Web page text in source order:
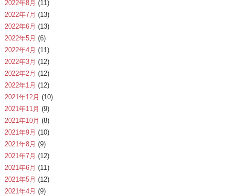
2022年8月 (11)
2022年7月 (13)
2022年6月 (13)
2022年5月 (6)
2022年4月 (11)
2022年3月 (12)
2022年2月 (12)
2022年1月 (12)
2021年12月 (10)
2021年11月 (9)
2021年10月 (8)
2021年9月 (10)
2021年8月 (9)
2021年7月 (12)
2021年6月 (11)
2021年5月 (12)
2021年4月 (9)